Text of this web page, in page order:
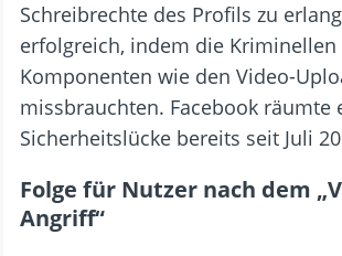
Schreibrechte des Profils zu
erfolgreich, indem die Kriminellen
Komponenten wie den Video-
missbrauchten. Facebook räumte
Sicherheitslücke bereits seit Juli
Folge für Nutzer nach dem
Angriff“